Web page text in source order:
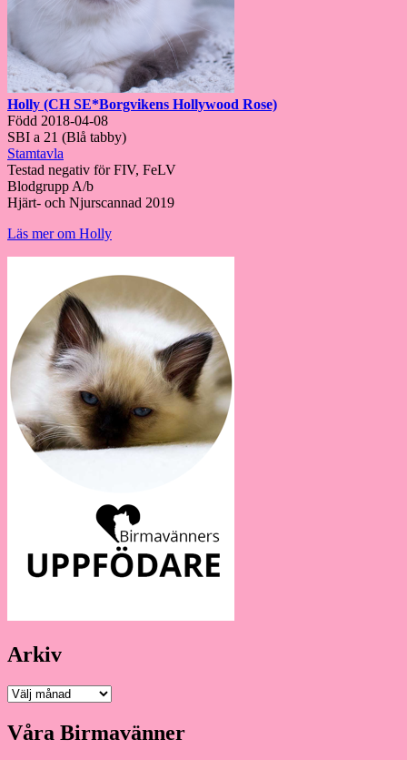
Holly (CH SE*Borgvikens Hollywood Rose)
Född 2018-04-08
SBI a 21 (Blå tabby)
Stamtavla
Testad negativ för FIV, FeLV
Blodgrupp A/b
Hjärt- och Njurscannad 2019
Läs mer om Holly
Arkiv
Arkiv
Våra Birmavänner